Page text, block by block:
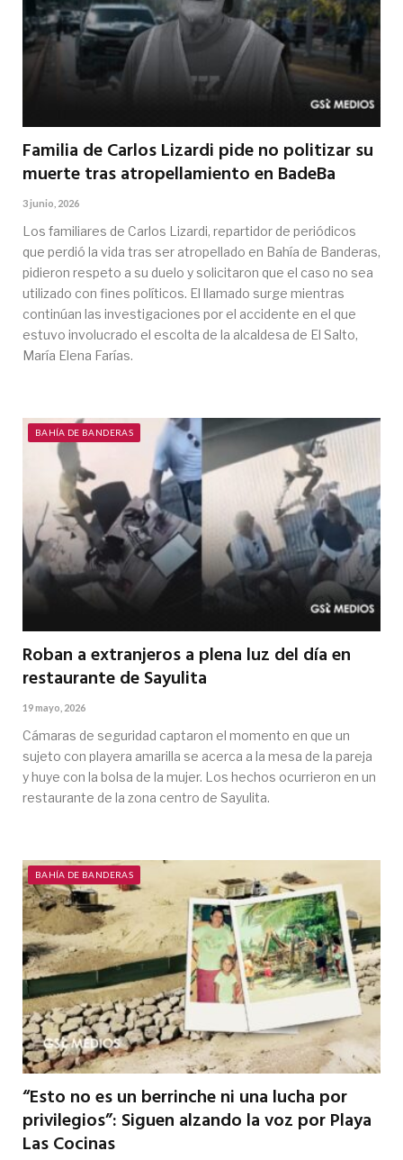
Familia de Carlos Lizardi pide no politizar su
muerte tras atropellamiento en BadeBa
3 junio, 2026
Los familiares de Carlos Lizardi, repartidor de periódicos
que perdió la vida tras ser atropellado en Bahía de Banderas,
pidieron respeto a su duelo y solicitaron que el caso no sea
utilizado con fines políticos. El llamado surge mientras
continúan las investigaciones por el accidente en el que
estuvo involucrado el escolta de la alcaldesa de El Salto,
María Elena Farías.
BAHÍA DE BANDERAS
Roban a extranjeros a plena luz del día en
restaurante de Sayulita
19 mayo, 2026
Cámaras de seguridad captaron el momento en que un
sujeto con playera amarilla se acerca a la mesa de la pareja
y huye con la bolsa de la mujer. Los hechos ocurrieron en un
restaurante de la zona centro de Sayulita.
BAHÍA DE BANDERAS
“Esto no es un berrinche ni una lucha por
privilegios”: Siguen alzando la voz por Playa
Las Cocinas